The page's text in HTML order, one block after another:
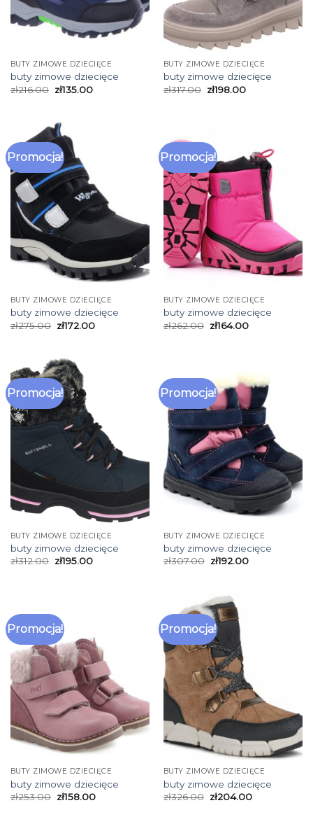
BUTY ZIMOWE DZIECIĘCE
buty zimowe dziecięce
zł216.00 zł135.00
BUTY ZIMOWE DZIECIĘCE
buty zimowe dziecięce
zł317.00 zł198.00
Promocja!
BUTY ZIMOWE DZIECIĘCE
buty zimowe dziecięce
zł275.00 zł172.00
Promocja!
BUTY ZIMOWE DZIECIĘCE
buty zimowe dziecięce
zł262.00 zł164.00
Promocja!
BUTY ZIMOWE DZIECIĘCE
buty zimowe dziecięce
zł312.00 zł195.00
Promocja!
BUTY ZIMOWE DZIECIĘCE
buty zimowe dziecięce
zł307.00 zł192.00
Promocja!
BUTY ZIMOWE DZIECIĘCE
buty zimowe dziecięce
zł253.00 zł158.00
Promocja!
BUTY ZIMOWE DZIECIĘCE
buty zimowe dziecięce
zł326.00 zł204.00